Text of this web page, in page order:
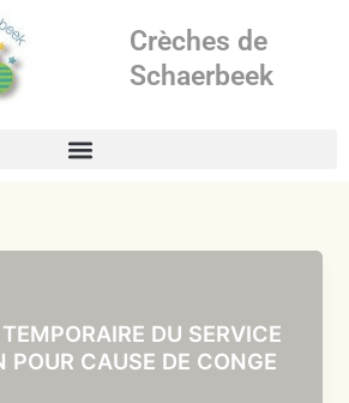
Crèches de
Schaerbeek
DU SERVICE
POUR CAUSE DE CONGE